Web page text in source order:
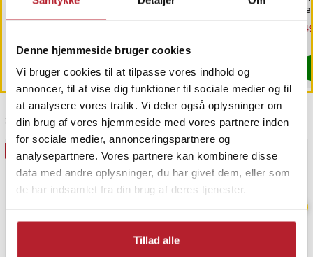
Denne hjemmeside bruger cookies
Vi bruger cookies til at tilpasse vores indhold og
annoncer, til at vise dig funktioner til sociale medier og til
at analysere vores trafik. Vi deler også oplysninger om
din brug af vores hjemmeside med vores partnere inden
for sociale medier, annonceringspartnere og
analysepartnere. Vores partnere kan kombinere disse
data med andre oplysninger, du har givet dem, eller som
de har indsamlet fra din brug af deres tjenester.
Tillad alle
OneBlade /
næsehårstrimmer /
Køb
diamantbryne 400/1000 /
Køb
Sidst besøgt
GAVEIDÉ BESTSELLERE